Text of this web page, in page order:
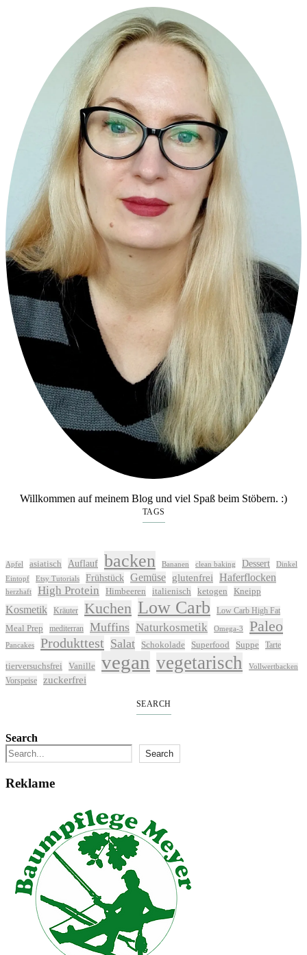
Willkommen auf meinem Blog und viel Spaß beim Stöbern. :)
TAGS
Apfel asiatisch Auflauf backen Bananen clean baking Dessert
Dinkel
Eintopf
Etsy Tutorials Frühstück Gemüse glutenfrei Haferflocken
herzhaft High Protein Himbeeren italienisch ketogen Kneipp
Kosmetik Kräuter Kuchen Low Carb Low Carb High Fat
Meal Prep mediterran Muffins Naturkosmetik Omega-3 Paleo
Pancakes Produkttest Salat Schokolade Superfood Suppe Tarte
tierversuchsfrei Vanille vegan vegetarisch Vollwertbacken
Vorspeise zuckerfrei
SEARCH
Search
Search
Reklame